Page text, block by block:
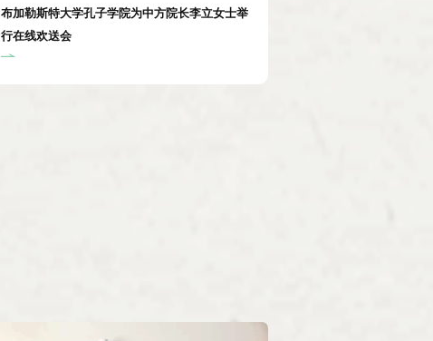
布加勒斯特大学孔子学院为中方院长李立女士举
行在线欢送会